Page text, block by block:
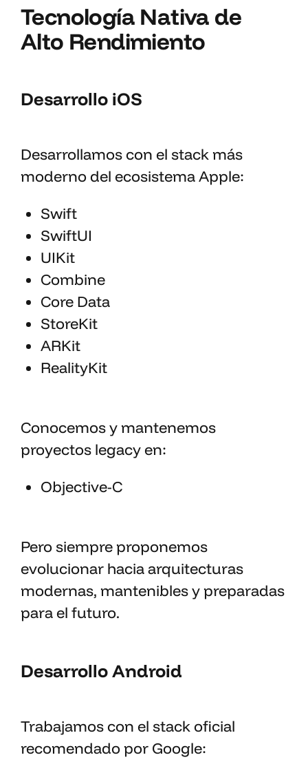
Tecnología Nativa de
Alto Rendimiento
Desarrollo iOS
Desarrollamos con el stack más
moderno del ecosistema Apple:
Swift
SwiftUI
UIKit
Combine
Core Data
StoreKit
ARKit
RealityKit
Conocemos y mantenemos
proyectos legacy en:
Objective-C
Pero siempre proponemos
evolucionar hacia arquitecturas
modernas, mantenibles y preparadas
para el futuro.
Desarrollo Android
Trabajamos con el stack oficial
recomendado por Google: